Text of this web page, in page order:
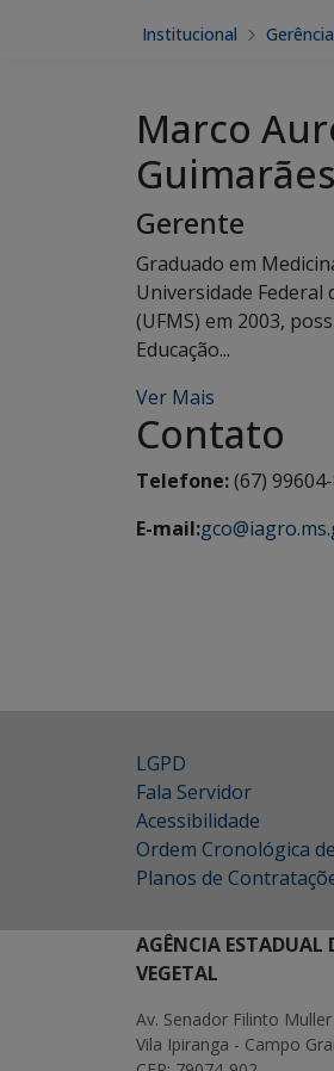
Institucional
Marco
Guimarães
Gerente
Graduado em
Universidade Federal
(UFMS) em 2003,
Educação...
Ver Mais
Contato
Telefone:(67)
E-mail:
LGPD
Fala Servidor
Acessibilidade
Ordem Cronológica
Planos de
AGÊNCIA ESTADUAL
VEGETAL
Av. Senador Filinto
Vila Ipiranga - Campo